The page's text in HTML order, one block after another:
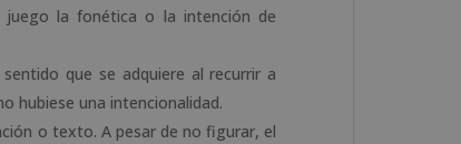
la fonética o la intención de
que se adquiere al recurrir a
hubiese una intencionalidad.
o texto. A pesar de no figurar, el